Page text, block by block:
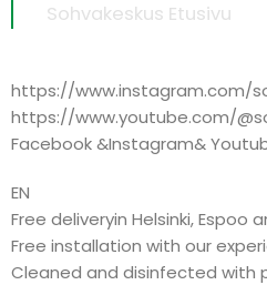
Sohvakeskus Etusivu
https://www.instagram.com/
https://www.youtube.com/
Facebook &Instagram&
EN
Free deliveryin Helsinki, Espoo
Free installation with our
Cleaned and disinfected with